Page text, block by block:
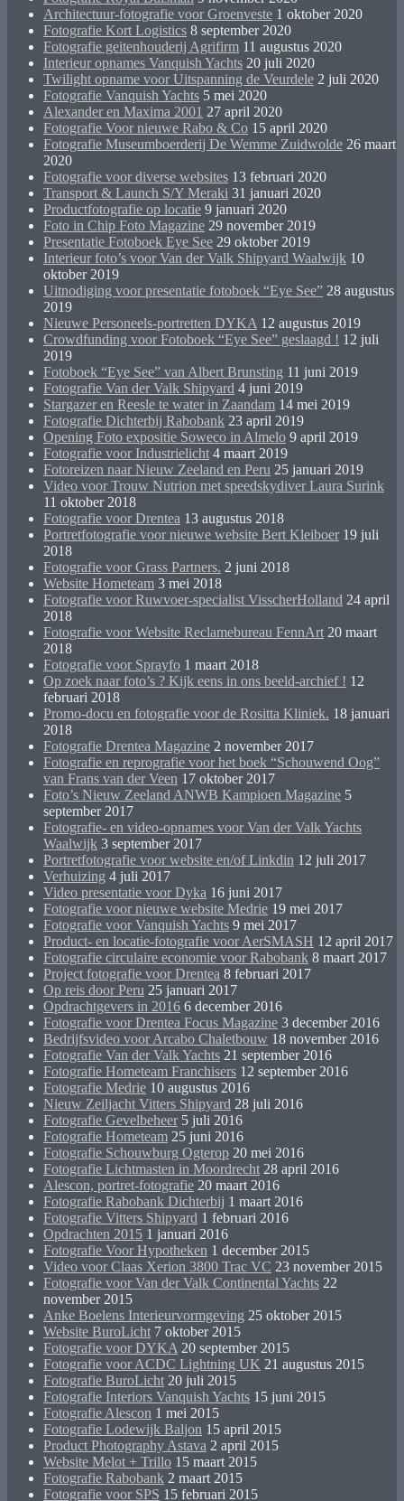
Architectuur-fotografie voor Groenveste 1 oktober 2020
Fotografie Kort Logistics 8 september 2020
Fotografie geitenhouderij Agrifirm 11 augustus 2020
Interieur opnames Vanquish Yachts 20 juli 2020
Twilight opname voor Uitspanning de Veurdele 2 juli 2020
Fotografie Vanquish Yachts 5 mei 2020
Alexander en Maxima 2001 27 april 2020
Fotografie Voor nieuwe Rabo & Co 15 april 2020
Fotografie Museumboerderij De Wemme Zuidwolde 26 maart
2020
Fotografie voor diverse websites 13 februari 2020
Transport & Launch S/Y Meraki 31 januari 2020
Productfotografie op locatie 9 januari 2020
Foto in Chip Foto Magazine 29 november 2019
Presentatie Fotoboek Eye See 29 oktober 2019
Interieur foto’s voor Van der Valk Shipyard Waalwijk 10
oktober 2019
Uitnodiging voor presentatie fotoboek “Eye See” 28 augustus
2019
Nieuwe Personeels-portretten DYKA 12 augustus 2019
Crowdfunding voor Fotoboek “Eye See” geslaagd ! 12 juli
2019
Fotoboek “Eye See” van Albert Brunsting 11 juni 2019
Fotografie Van der Valk Shipyard 4 juni 2019
Stargazer en Reesle te water in Zaandam 14 mei 2019
Fotografie Dichterbij Rabobank 23 april 2019
Opening Foto expositie Soweco in Almelo 9 april 2019
Fotografie voor Industrielicht 4 maart 2019
Fotoreizen naar Nieuw Zeeland en Peru 25 januari 2019
Video voor Trouw Nutrion met speedskydiver Laura Surink
11 oktober 2018
Fotografie voor Drentea 13 augustus 2018
Portretfotografie voor nieuwe website Bert Kleiboer 19 juli
2018
Fotografie voor Grass Partners. 2 juni 2018
Website Hometeam 3 mei 2018
Fotografie voor Ruwvoer-specialist VisscherHolland 24 april
2018
Fotografie voor Website Reclamebureau FennArt 20 maart
2018
Fotografie voor Sprayfo 1 maart 2018
Op zoek naar foto’s ? Kijk eens in ons beeld-archief ! 12
februari 2018
Promo-docu en fotografie voor de Rositta Kliniek. 18 januari
2018
Fotografie Drentea Magazine 2 november 2017
Fotografie en reprografie voor het boek “Schouwend Oog”
van Frans van der Veen 17 oktober 2017
Foto’s Nieuw Zeeland ANWB Kampioen Magazine 5
september 2017
Fotografie- en video-opnames voor Van der Valk Yachts
Waalwijk 3 september 2017
Portretfotografie voor website en/of Linkdin 12 juli 2017
Verhuizing 4 juli 2017
Video presentatie voor Dyka 16 juni 2017
Fotografie voor nieuwe website Medrie 19 mei 2017
Fotografie voor Vanquish Yachts 9 mei 2017
Product- en locatie-fotografie voor AerSMASH 12 april 2017
Fotografie circulaire economie voor Rabobank 8 maart 2017
Project fotografie voor Drentea 8 februari 2017
Op reis door Peru 25 januari 2017
Opdrachtgevers in 2016 6 december 2016
Fotografie voor Drentea Focus Magazine 3 december 2016
Bedrijfsvideo voor Arcabo Chaletbouw 18 november 2016
Fotografie Van der Valk Yachts 21 september 2016
Fotografie Hometeam Franchisers 12 september 2016
Fotografie Medrie 10 augustus 2016
Nieuw Zeiljacht Vitters Shipyard 28 juli 2016
Fotografie Gevelbeheer 5 juli 2016
Fotografie Hometeam 25 juni 2016
Fotografie Schouwburg Ogterop 20 mei 2016
Fotografie Lichtmasten in Moordrecht 28 april 2016
Alescon, portret-fotografie 20 maart 2016
Fotografie Rabobank Dichterbij 1 maart 2016
Fotografie Vitters Shipyard 1 februari 2016
Opdrachten 2015 1 januari 2016
Fotografie Voor Hypotheken 1 december 2015
Video voor Claas Xerion 3800 Trac VC 23 november 2015
Fotografie voor Van der Valk Continental Yachts 22
november 2015
Anke Boelens Interieurvormgeving 25 oktober 2015
Website BuroLicht 7 oktober 2015
Fotografie voor DYKA 20 september 2015
Fotografie voor ACDC Lightning UK 21 augustus 2015
Fotografie BuroLicht 20 juli 2015
Fotografie Interiors Vanquish Yachts 15 juni 2015
Fotografie Alescon 1 mei 2015
Fotografie Lodewijk Baljon 15 april 2015
Product Photography Astava 2 april 2015
Website Melot + Trillo 15 maart 2015
Fotografie Rabobank 2 maart 2015
Fotografie voor SPS 15 februari 2015